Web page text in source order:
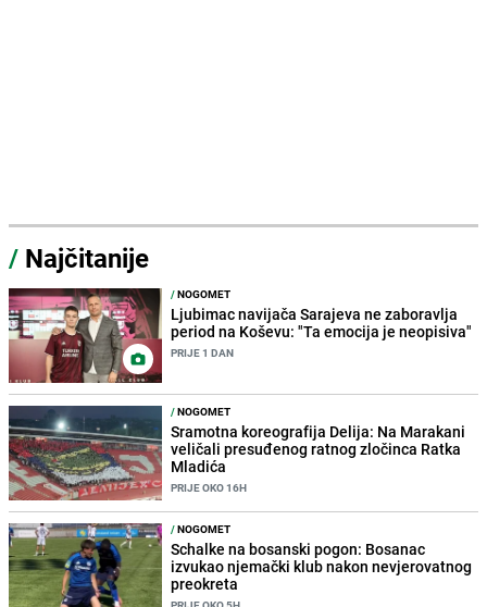
/ Najčitanije
/NOGOMET
Ljubimac navijača Sarajeva ne zaboravlja
period na Koševu: "Ta emocija je neopisiva"
PRIJE 1 DAN
/NOGOMET
Sramotna koreografija Delija: Na Marakani
veličali presuđenog ratnog zločinca Ratka
Mladića
PRIJE OKO 16H
/NOGOMET
Schalke na bosanski pogon: Bosanac
izvukao njemački klub nakon nevjerovatnog
preokreta